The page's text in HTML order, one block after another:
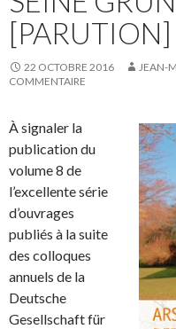
[PARUTION]
22 OCTOBRE 2016 JEAN-
COMMENTAIRE
À signaler la
publication du
volume 8 de
l’excellente série
d’ouvrages
publiés à la suite
des colloques
annuels de la
Deutsche
Gesellschaft für